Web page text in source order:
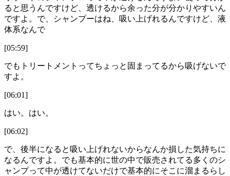
ると思うんですけど、透けるから余った分が分かりやすいん
ですよ。で、シャンプーはね、吸い上げれるんですけど、液
体系なんで
[05:59]
でもトリートメントってちょっと固まってるから吸げないで
すよ。
[06:01]
はい。はい。
[06:02]
で、後半になると吸い上げれないからなんか損した気持ちに
なるんですよ。でも基本的に世の中で販売されてる多くのシ
ャンプって中が透けてないだけで基本的にそこに溜まるらし